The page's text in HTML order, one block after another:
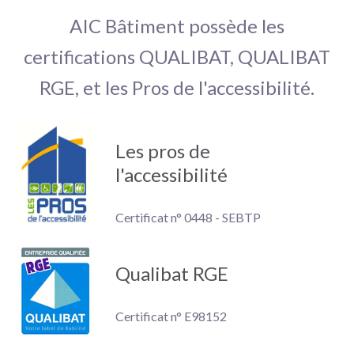
AIC Bâtiment possède les
certifications QUALIBAT, QUALIBAT
RGE, et les Pros de l'accessibilité.
Les pros de
l'accessibilité
Certificat n° 0448 - SEBTP
Qualibat RGE
Certificat n° E98152